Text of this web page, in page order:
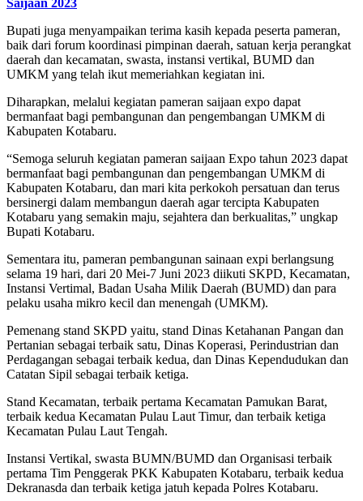
Bupati juga menyampaikan terima kasih kepada peserta pameran,
baik dari forum koordinasi pimpinan daerah, satuan kerja perangkat
daerah dan kecamatan, swasta, instansi vertikal, BUMD dan
UMKM yang telah ikut memeriahkan kegiatan ini.
Diharapkan, melalui kegiatan pameran saijaan expo dapat
bermanfaat bagi pembangunan dan pengembangan UMKM di
Kabupaten Kotabaru.
“Semoga seluruh kegiatan pameran saijaan Expo tahun 2023 dapat
bermanfaat bagi pembangunan dan pengembangan UMKM di
Kabupaten Kotabaru, dan mari kita perkokoh persatuan dan terus
bersinergi dalam membangun daerah agar tercipta Kabupaten
Kotabaru yang semakin maju, sejahtera dan berkualitas,” ungkap
Bupati Kotabaru.
Sementara itu, pameran pembangunan sainaan expi berlangsung
selama 19 hari, dari 20 Mei-7 Juni 2023 diikuti SKPD, Kecamatan,
Instansi Vertimal, Badan Usaha Milik Daerah (BUMD) dan para
pelaku usaha mikro kecil dan menengah (UMKM).
Pemenang stand SKPD yaitu, stand Dinas Ketahanan Pangan dan
Pertanian sebagai terbaik satu, Dinas Koperasi, Perindustrian dan
Perdagangan sebagai terbaik kedua, dan Dinas Kependudukan dan
Catatan Sipil sebagai terbaik ketiga.
Stand Kecamatan, terbaik pertama Kecamatan Pamukan Barat,
terbaik kedua Kecamatan Pulau Laut Timur, dan terbaik ketiga
Kecamatan Pulau Laut Tengah.
Instansi Vertikal, swasta BUMN/BUMD dan Organisasi terbaik
pertama Tim Penggerak PKK Kabupaten Kotabaru, terbaik kedua
Dekranasda dan terbaik ketiga jatuh kepada Polres Kotabaru.